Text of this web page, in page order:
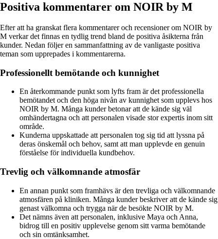
Positiva kommentarer om NOIR by M
Efter att ha granskat flera kommentarer och recensioner om NOIR by
M verkar det finnas en tydlig trend bland de positiva åsikterna från
kunder. Nedan följer en sammanfattning av de vanligaste positiva
teman som upprepades i kommentarerna.
Professionellt bemötande och kunnighet
En återkommande punkt som lyfts fram är det professionella
bemötandet och den höga nivån av kunnighet som upplevs hos
NOIR by M. Många kunder betonar att de kände sig väl
omhändertagna och att personalen visade stor expertis inom sitt
område.
Kunderna uppskattade att personalen tog sig tid att lyssna på
deras önskemål och behov, samt att man upplevde en genuin
förståelse för individuella kundbehov.
Trevlig och välkomnande atmosfär
En annan punkt som framhävs är den trevliga och välkomnande
atmosfären på kliniken. Många kunder beskriver att de kände sig
genast välkomna och trygga när de besökte NOIR by M.
Det nämns även att personalen, inklusive Maya och Anna,
bidrog till en positiv upplevelse genom sitt varma bemötande
och sin omtänksamhet.